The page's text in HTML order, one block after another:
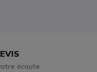
écoute